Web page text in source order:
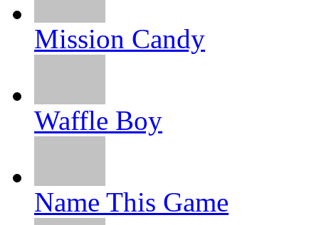
Mission Candy
Waffle Boy
Name This Game